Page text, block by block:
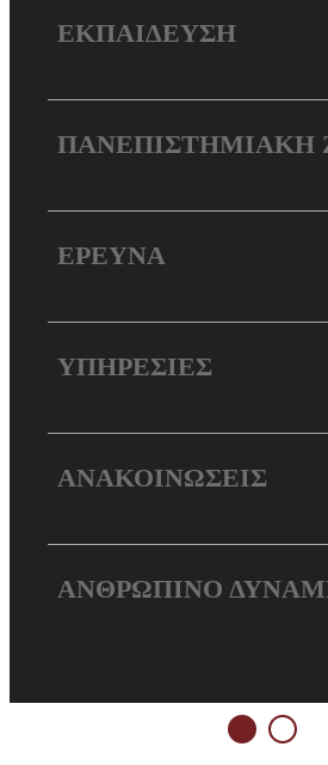
ΕΚΠΑΙΔΕΥΣΗ
ΠΑΝΕΠΙΣΤΗΜΙΑΚΗ
ΕΡΕΥΝΑ
ΥΠΗΡΕΣΙΕΣ
ΑΝΑΚΟΙΝΩΣΕΙΣ
ΑΝΘΡΩΠΙΝΟ